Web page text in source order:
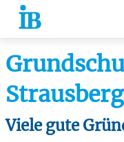
Springe zum Inhalt
Strausberg
Viele gute